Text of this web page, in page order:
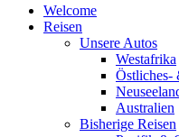
Welcome
Reisen
Unsere Autos
Westafrika
Östliches-
Australien
Bisherige Reisen